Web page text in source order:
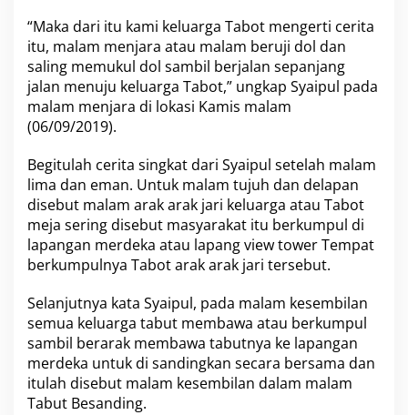
“Maka dari itu kami keluarga Tabot mengerti cerita
itu, malam menjara atau malam beruji dol dan
saling memukul dol sambil berjalan sepanjang
jalan menuju keluarga Tabot,” ungkap Syaipul pada
malam menjara di lokasi Kamis malam
(06/09/2019).
Begitulah cerita singkat dari Syaipul setelah malam
lima dan eman. Untuk malam tujuh dan delapan
disebut malam arak arak jari keluarga atau Tabot
meja sering disebut masyarakat itu berkumpul di
lapangan merdeka atau lapang view tower Tempat
berkumpulnya Tabot arak arak jari tersebut.
Selanjutnya kata Syaipul, pada malam kesembilan
semua keluarga tabut membawa atau berkumpul
sambil berarak membawa tabutnya ke lapangan
merdeka untuk di sandingkan secara bersama dan
itulah disebut malam kesembilan dalam malam
Tabut Besanding.